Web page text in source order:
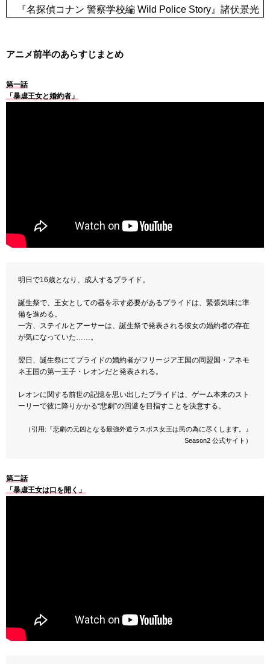
『名探偵コナン 警察学校編 Wild Police Story』諸伏景光
アニメ前半のあらすじまとめ
第一話
「暴虐王女と婚約者」
明日で16歳となり、成人するプライド。
誕生祭で、王女としての器を示す必要があるプライドは、緊張気味に準
備を進める。
一方、ステイルとアーサーは、誕生祭で発表される彼女の婚約者の存在
が気になっていた……。
翌日、誕生祭にてプライドの婚約者がフリージア王国の同盟国・アネモ
ネ王国の第一王子・レオンだと発表される。
レオンに関する前世の記憶を思い出したプライドは、ゲーム本来のスト
ーリーで彼に降りかかる“悲劇”の回避を目指すことを決意する。
（引用:『悲劇の元凶となる最強外道ラスボス女王は民の為に尽くします。』
Season2 公式サイト）
第二話
「暴虐王女は口を開く」